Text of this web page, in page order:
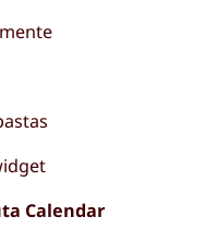
Calendar